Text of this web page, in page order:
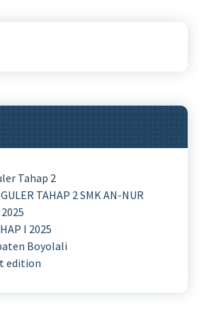
Tahap 2
TAHAP 2 SMK AN-NUR
I 2025
Boyolali
edition